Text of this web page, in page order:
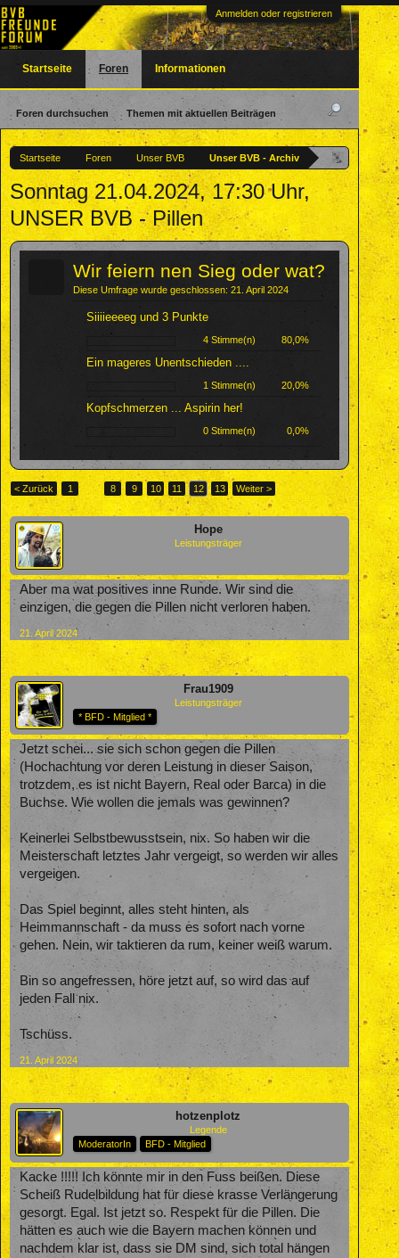
Anmelden oder registrieren
Startseite Foren Unser BVB Unser BVB - Archiv
Sonntag 21.04.2024, 17:30 Uhr,
UNSER BVB - Pillen
Wir feiern nen Sieg oder wat?
Diese Umfrage wurde geschlossen: 21. April 2024
Siiiieeeeg und 3 Punkte
4 Stimme(n) 80,0%
Ein mageres Unentschieden ....
1 Stimme(n) 20,0%
Kopfschmerzen ... Aspirin her!
0 Stimme(n) 0,0%
< Zurück 1 ← 8 9 10 11 12 13 Weiter >
Hope
Leistungsträger
Aber ma wat positives inne Runde. Wir sind die
einzigen, die gegen die Pillen nicht verloren haben.
21. April 2024
Frau1909
Leistungsträger
* BFD - Mitglied *
Jetzt schei... sie sich schon gegen die Pillen
(Hochachtung vor deren Leistung in dieser Saison,
trotzdem, es ist nicht Bayern, Real oder Barca) in die
Buchse. Wie wollen die jemals was gewinnen?
Keinerlei Selbstbewusstsein, nix. So haben wir die
Meisterschaft letztes Jahr vergeigt, so werden wir alles
vergeigen.
Das Spiel beginnt, alles steht hinten, als
Heimmannschaft - da muss es sofort nach vorne
gehen. Nein, wir taktieren da rum, keiner weiß warum.
Bin so angefressen, höre jetzt auf, so wird das auf
jeden Fall nix.
Tschüss.
21. April 2024
hotzenplotz
Legende
ModeratorIn
BFD - Mitglied
Kacke !!!!! Ich könnte mir in den Fuss beißen. Diese
Scheiß Rudelbildung hat für diese krasse Verlängerung
gesorgt. Egal. Ist jetzt so. Respekt für die Pillen. Die
hätten es auch wie die Bayern machen können und
nachdem klar ist, dass sie DM sind, sich total hängen
Startseite Foren
Foren durchsuchen Themen mit aktuellen Beiträgen
Informationen